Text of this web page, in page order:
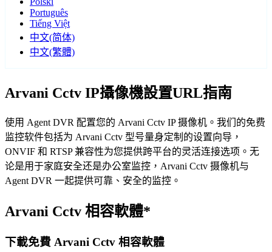
Português
Tiếng Việt
中文(简体)
中文(繁體)
Arvani Cctv IP攝像機設置URL指南
使用 Agent DVR 配置您的 Arvani Cctv IP 摄像机。我们的免费
监控软件包括为 Arvani Cctv 型号量身定制的设置向导，
ONVIF 和 RTSP 兼容性为您提供跨平台的灵活连接选项。无
论是用于家庭安全还是办公室监控，Arvani Cctv 摄像机与
Agent DVR 一起提供可靠、安全的监控。
Arvani Cctv 相容軟體*
下載免費 Arvani Cctv 相容軟體